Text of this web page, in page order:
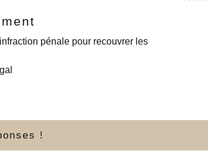
pénale pour recouvrer les
!